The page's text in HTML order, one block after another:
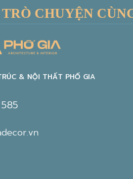
CÙNG
& NỘI THẤT PHỐ GIA